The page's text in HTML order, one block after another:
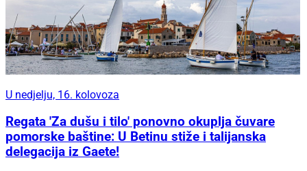
U nedjelju, 16. kolovoza
Regata 'Za dušu i tilo' ponovno okuplja čuvare
pomorske baštine: U Betinu stiže i talijanska
delegacija iz Gaete!